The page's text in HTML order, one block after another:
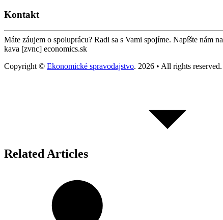
Kontakt
Máte záujem o spoluprácu? Radi sa s Vami spojíme. Napíšte nám
kava [zvnc] economics.sk
Copyright © Ekonomické spravodajstvo. 2026 • All rights reserved.
Related Articles